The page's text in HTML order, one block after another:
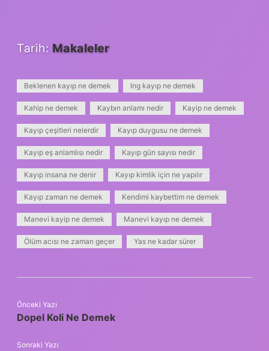
Tarih: Makaleler
Beklenen kayıp ne demek Ing kayıp ne demek
Kahip ne demek Kaybın anlamı nedir Kayip ne demek
Kayıp çeşitleri nelerdir Kayıp duygusu ne demek
Kayıp eş anlamlısı nedir Kayıp gün sayısı nedir
Kayıp insana ne denir Kayıp kimlik için ne yapılır
Kayıp zaman ne demek Kendimi kaybettim ne demek
Manevi kayip ne demek Manevi kayıp ne demek
Ölüm acısı ne zaman geçer Yas ne kadar sürer
Önceki Yazı
Dopel Koli Ne Demek
Sonraki Yazı